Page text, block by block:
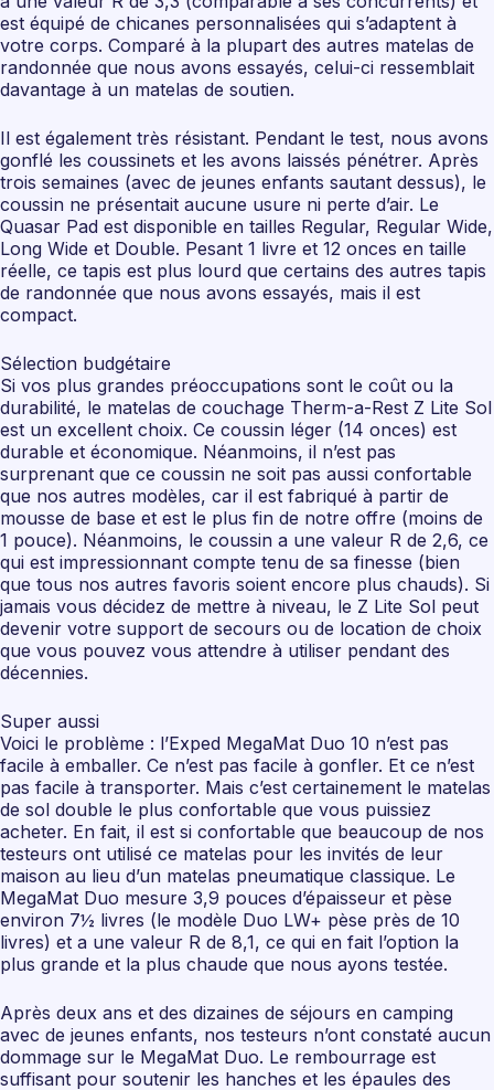
est équipé de chicanes personnalisées qui s’adaptent à
votre corps. Comparé à la plupart des autres matelas de
randonnée que nous avons essayés, celui-ci ressemblait
davantage à un matelas de soutien.
Il est également très résistant. Pendant le test, nous avons
gonflé les coussinets et les avons laissés pénétrer. Après
trois semaines (avec de jeunes enfants sautant dessus), le
coussin ne présentait aucune usure ni perte d’air. Le
Quasar Pad est disponible en tailles Regular, Regular Wide,
Long Wide et Double. Pesant 1 livre et 12 onces en taille
réelle, ce tapis est plus lourd que certains des autres tapis
de randonnée que nous avons essayés, mais il est
compact.
Sélection budgétaire
Si vos plus grandes préoccupations sont le coût ou la
durabilité, le matelas de couchage Therm-a-Rest Z Lite Sol
est un excellent choix. Ce coussin léger (14 onces) est
durable et économique. Néanmoins, il n’est pas
surprenant que ce coussin ne soit pas aussi confortable
que nos autres modèles, car il est fabriqué à partir de
mousse de base et est le plus fin de notre offre (moins de
1 pouce). Néanmoins, le coussin a une valeur R de 2,6, ce
qui est impressionnant compte tenu de sa finesse (bien
que tous nos autres favoris soient encore plus chauds). Si
jamais vous décidez de mettre à niveau, le Z Lite Sol peut
devenir votre support de secours ou de location de choix
que vous pouvez vous attendre à utiliser pendant des
décennies.
Super aussi
Voici le problème : l’Exped MegaMat Duo 10 n’est pas
facile à emballer. Ce n’est pas facile à gonfler. Et ce n’est
pas facile à transporter. Mais c’est certainement le matelas
de sol double le plus confortable que vous puissiez
acheter. En fait, il est si confortable que beaucoup de nos
testeurs ont utilisé ce matelas pour les invités de leur
maison au lieu d’un matelas pneumatique classique. Le
MegaMat Duo mesure 3,9 pouces d’épaisseur et pèse
environ 7½ livres (le modèle Duo LW+ pèse près de 10
livres) et a une valeur R de 8,1, ce qui en fait l’option la
plus grande et la plus chaude que nous ayons testée.
Après deux ans et des dizaines de séjours en camping
avec de jeunes enfants, nos testeurs n’ont constaté aucun
dommage sur le MegaMat Duo. Le rembourrage est
suffisant pour soutenir les hanches et les épaules des